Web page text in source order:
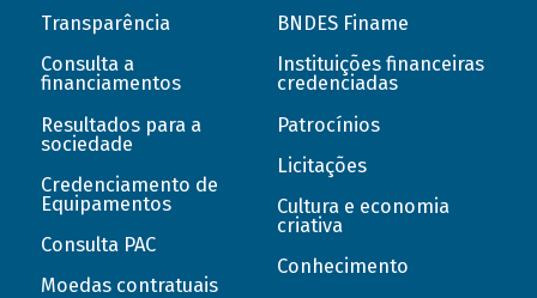
Transparência
Consulta a
financiamentos
Resultados para a
sociedade
Credenciamento de
Equipamentos
Consulta PAC
Moedas contratuais
BNDES Finame
Instituições financeiras
credenciadas
Patrocínios
Licitações
Cultura e economia
criativa
Conhecimento